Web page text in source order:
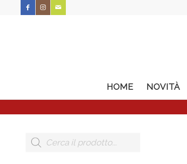
HOME NOVITÀ